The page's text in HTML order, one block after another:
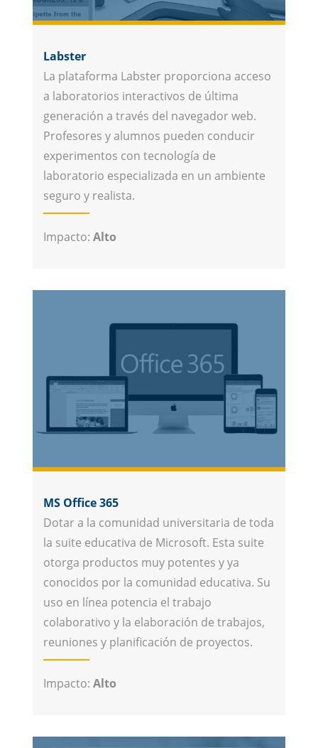
Labster
La plataforma Labster proporciona acceso
a laboratorios interactivos de última
generación a través del navegador web.
Profesores y alumnos pueden conducir
experimentos con tecnología de
laboratorio especializada en un ambiente
seguro y realista.
Impacto: Alto
MS Office 365
Dotar a la comunidad universitaria de toda
la suite educativa de Microsoft. Esta suite
otorga productos muy potentes y ya
conocidos por la comunidad educativa. Su
uso en línea potencia el trabajo
colaborativo y la elaboración de trabajos,
reuniones y planificación de proyectos.
Impacto: Alto